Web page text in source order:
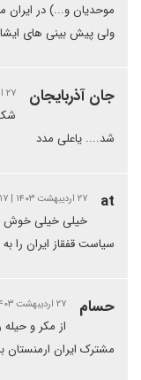
موحدیان و...) در ایران
ولی پیش بینی های
جان آذربايجان ۲۷ اردیبهشت ۱۴۰۳ | ۱۲:۱۴
شک
شد.... یاعلی مدد
at ۲۷ اردیبهشت ۱۴۰۳ | ۱۲:۱۷
خیلی خیلی خوش
سیاست قفقاز ایران را
حسام ۲۷ اردیبهشت ۱۴۰۳ | ۱۲:۲۵
از مکر و
مشترک ایران ارمنستان